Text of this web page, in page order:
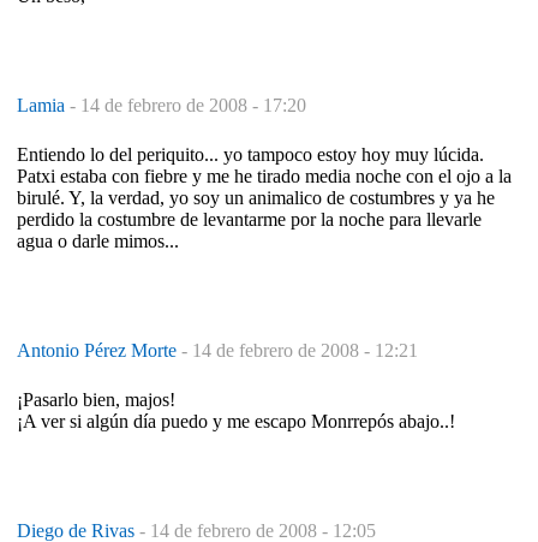
Lamia - 14 de febrero de 2008 - 17:20
Entiendo lo del periquito... yo tampoco estoy hoy muy lúcida.
Patxi estaba con fiebre y me he tirado media noche con el ojo a la
birulé. Y, la verdad, yo soy un animalico de costumbres y ya he
perdido la costumbre de levantarme por la noche para llevarle
agua o darle mimos...
Antonio Pérez Morte - 14 de febrero de 2008 - 12:21
¡Pasarlo bien, majos!
¡A ver si algún día puedo y me escapo Monrrepós abajo..!
Diego de Rivas - 14 de febrero de 2008 - 12:05